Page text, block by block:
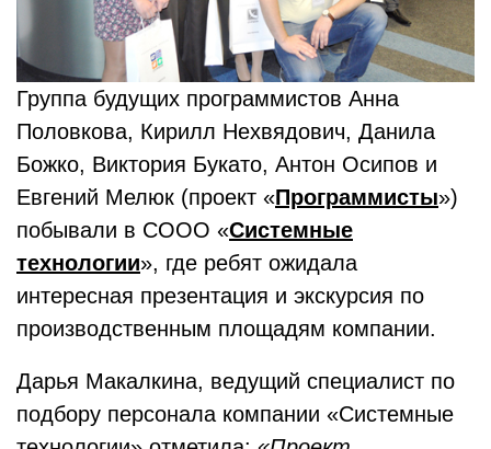
Группа будущих программистов Анна
Половкова, Кирилл Нехвядович, Данила
Божко, Виктория Букато, Антон Осипов и
Евгений Мелюк (проект «Программисты»)
побывали в СООО «Системные
технологии», где ребят ожидала
интересная презентация и экскурсия по
производственным площадям компании.
Дарья Макалкина, ведущий специалист по
подбору персонала компании «Системные